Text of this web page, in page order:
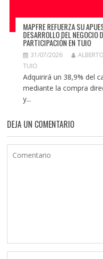
MAPFRE REFUERZA SU
DESARROLLO DEL
PARTICIPACIÓN EN TUIO
31/07/2026
TUIO
Adquirirá un 38,9% del
mediante la compra
y...
DEJA UN COMENTARIO